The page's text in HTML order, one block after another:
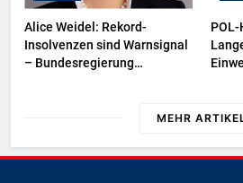
Alice Weidel: Rekord-
Insolvenzen sind Warnsignal
– Bundesregierung
MEHR